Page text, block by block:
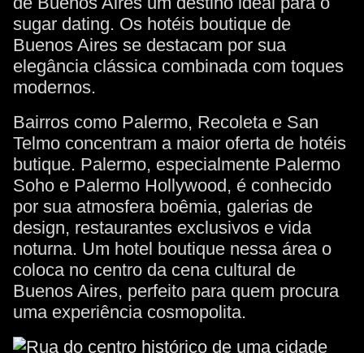
sugar dating. Os hotéis boutique de
Buenos Aires se destacam por sua
elegância clássica combinada com toques
modernos.
Bairros como Palermo, Recoleta e San
Telmo concentram a maior oferta de hotéis
butique. Palermo, especialmente Palermo
Soho e Palermo Hollywood, é conhecido
por sua atmosfera boêmia, galerias de
design, restaurantes exclusivos e vida
noturna. Um hotel boutique nessa área o
coloca no centro da cena cultural de
Buenos Aires, perfeito para quem procura
uma experiência cosmopolita.